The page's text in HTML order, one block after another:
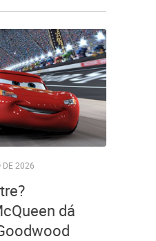
DE 2026
dá